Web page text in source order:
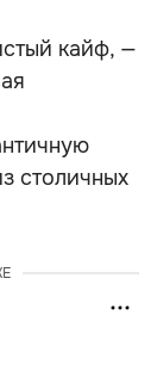
кайф, —
столичных